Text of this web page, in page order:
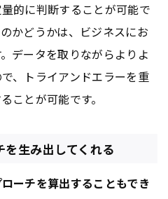
的に判断することが可能で
かどうかは、ビジネスにお
データを取りながらよりよ
、トライアンドエラーを重
ことが可能です。
生み出してくれる
ーチを算出することもでき